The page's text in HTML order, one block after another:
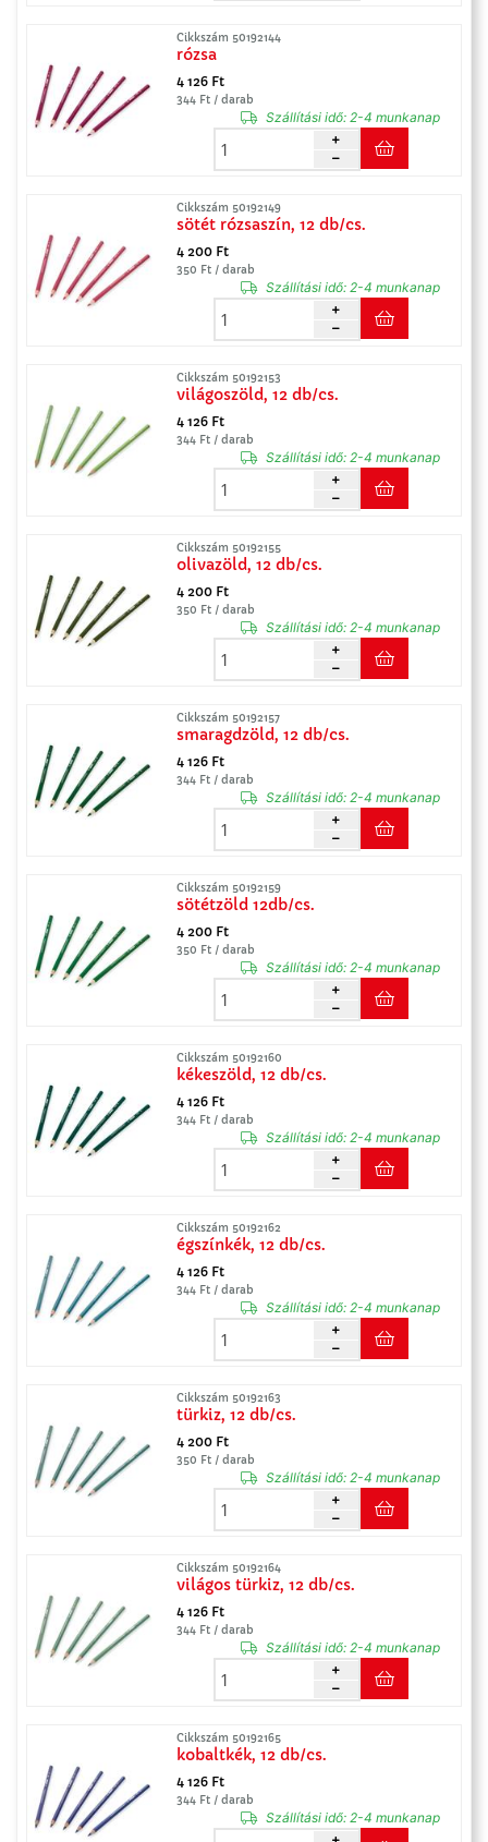
Cikkszám 50192144
rózsa
4 126 Ft
344 Ft / darab
Szállítási idő:2-4 munkanap
Cikkszám 50192149
sötét rózsaszín, 12 db/cs.
4 200 Ft
350 Ft / darab
Szállítási idő:2-4 munkanap
Cikkszám 50192153
világoszöld, 12 db/cs.
4 126 Ft
344 Ft / darab
Szállítási idő:2-4 munkanap
Cikkszám 50192155
olivazöld, 12 db/cs.
4 200 Ft
350 Ft / darab
Szállítási idő:2-4 munkanap
Cikkszám 50192157
smaragdzöld, 12 db/cs.
4 126 Ft
344 Ft / darab
Szállítási idő:2-4 munkanap
Cikkszám 50192159
sötétzöld 12db/cs.
4 200 Ft
350 Ft / darab
Szállítási idő:2-4 munkanap
Cikkszám 50192160
kékeszöld, 12 db/cs.
4 126 Ft
344 Ft / darab
Szállítási idő:2-4 munkanap
Cikkszám 50192162
égszínkék, 12 db/cs.
4 126 Ft
344 Ft / darab
Szállítási idő:2-4 munkanap
Cikkszám 50192163
türkiz, 12 db/cs.
4 200 Ft
350 Ft / darab
Szállítási idő:2-4 munkanap
Cikkszám 50192164
világos türkiz, 12 db/cs.
4 126 Ft
344 Ft / darab
Szállítási idő:2-4 munkanap
Cikkszám 50192165
kobaltkék, 12 db/cs.
4 126 Ft
344 Ft / darab
Szállítási idő:2-4 munkanap